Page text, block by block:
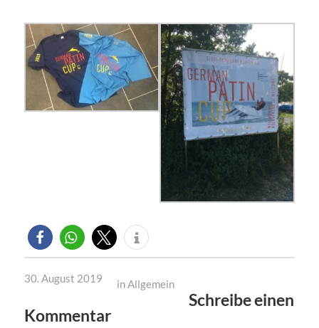
30. August 2019 inAllgemein
Schreibe einen
Kommentar